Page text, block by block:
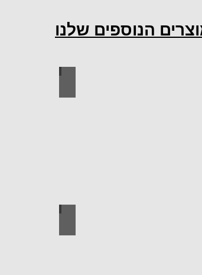
הנוספים שלנו